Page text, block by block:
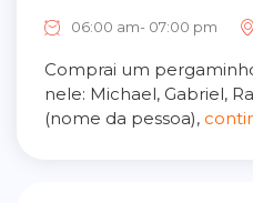
06:00 am- 07:00 pm
Comprai um
nele: Michael, Gabriel,
(nome da pessoa),